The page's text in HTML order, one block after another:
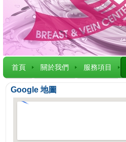
首頁 關於我們 服務項目
Google 地圖